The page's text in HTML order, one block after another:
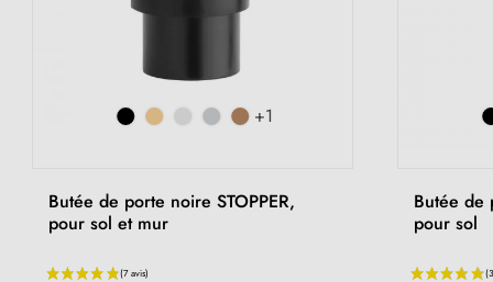
+1
Butée de porte noire STOPPER,
pour sol et mur
Butée de
pour sol